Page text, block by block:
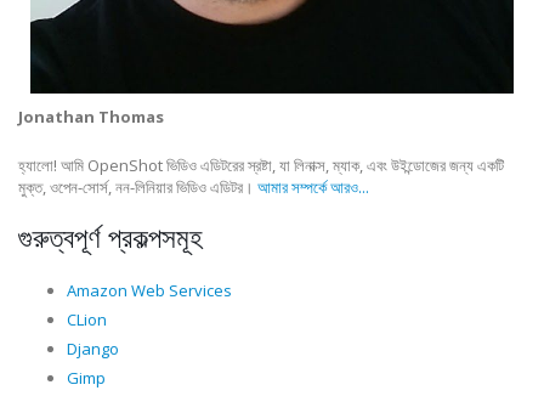
Jonathan Thomas
হ্যালো! আমি OpenShot ভিডিও এডিটরের স্রষ্টা, যা লিনাক্স, ম্যাক, এবং উইন্ডোজের জন্য একটি
মুক্ত, ওপেন-সোর্স, নন-লিনিয়ার ভিডিও এডিটর। আমার সম্পর্কে আরও...
গুরুত্বপূর্ণ প্রকল্পসমূহ
Amazon Web Services
CLion
Django
Gimp